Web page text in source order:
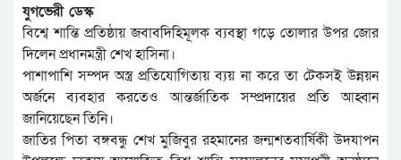
যুগভেরী ডেস্ক
বিশ্বে শান্তি প্রতিষ্ঠায় জবাবদিহিমূলক ব্যবস্থা গড়ে তোলার উপর জোর
দিলেন প্রধানমন্ত্রী শেখ হাসিনা।
পাশাপাশি সম্পদ অস্ত্র প্রতিযোগিতায় ব্যয় না করে তা টেকসই উন্নয়ন
অর্জনে ব্যবহার করতেও আন্তর্জাতিক সম্প্রদায়ের প্রতি আহ্বান
জানিয়েছেন তিনি।
জাতির পিতা বঙ্গবন্ধু শেখ মুজিবুর রহমানের জন্মশতবার্ষিকী উদযাপন